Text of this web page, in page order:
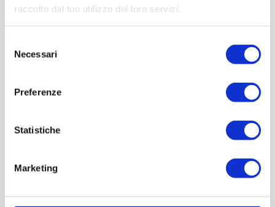
raccolto dal tuo utilizzo dei loro servizi.
delNecessari
Preferenze
Statistiche
Marketing